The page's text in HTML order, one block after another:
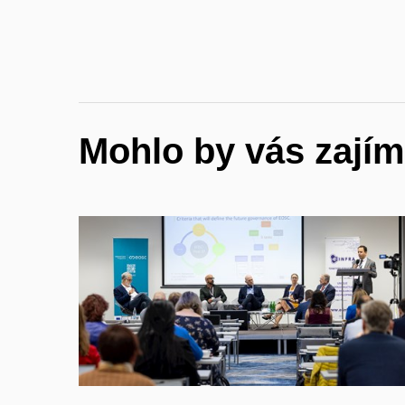
Mohlo by vás